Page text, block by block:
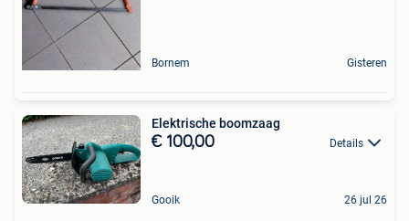
Bornem Gisteren
Elektrische boomzaag
€ 100,00 Details
Gooik 26 jul 26